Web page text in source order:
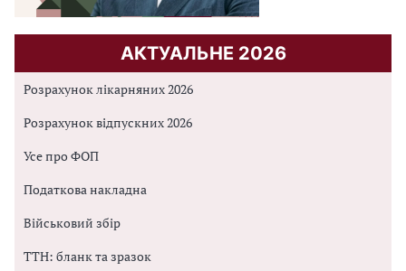
АКТУАЛЬНЕ 2026
Розрахунок лікарняних 2026
Розрахунок відпускних 2026
Усе про ФОП
Податкова накладна
Військовий збір
ТТН: бланк та зразок